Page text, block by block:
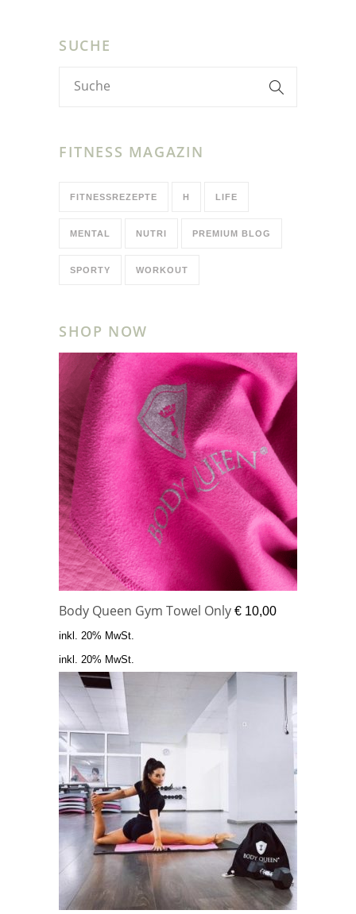
SUCHE
FITNESS MAGAZIN
FITNESSREZEPTE H LIFE
MENTAL NUTRI PREMIUM BLOG
SPORTY WORKOUT
SHOP NOW
Body Queen Gym Towel Only € 10,00
inkl. 20% MwSt.
inkl. 20% MwSt.